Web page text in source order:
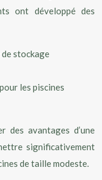
ont développé des
stockage
les piscines
des avantages d’une
significativement
de taille modeste.